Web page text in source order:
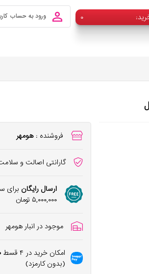
۰ ورود به حساب
فروشنده : هومهر
گارانتی اصالت و
ارسال رایگان برای
۵,۰۰۰,۰۰۰ تومان
موجود در انبار هومهر
امکان خرید در ۴ قسط
(بدون کارمزد)